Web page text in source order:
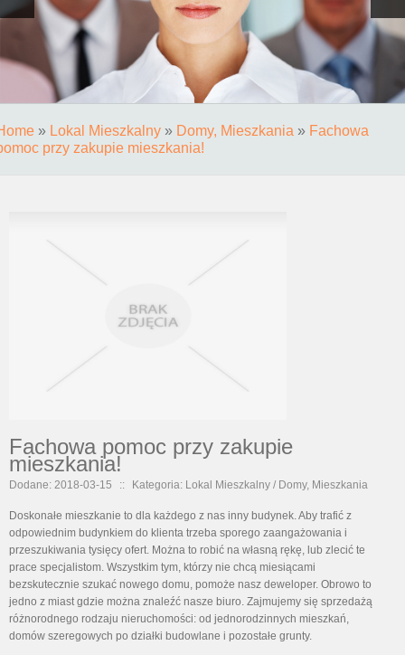
» Lokal Mieszkalny » Domy, Mieszkania » Fachowa
przy zakupie mieszkania!
Fachowa pomoc przy zakupie
mieszkania!
Dodane: 2018-03-15 :: Kategoria: Lokal Mieszkalny / Domy, Mieszkania
Doskonałe mieszkanie to dla każdego z nas inny budynek. Aby trafić z
odpowiednim budynkiem do klienta trzeba sporego zaangażowania i
przeszukiwania tysięcy ofert. Można to robić na własną rękę, lub zlecić te
prace specjalistom. Wszystkim tym, którzy nie chcą miesiącami
bezskutecznie szukać nowego domu, pomoże nasz deweloper. Obrowo to
jedno z miast gdzie można znaleźć nasze biuro. Zajmujemy się sprzedażą
różnorodnego rodzaju nieruchomości: od jednorodzinnych mieszkań,
domów szeregowych po działki budowlane i pozostałe grunty.